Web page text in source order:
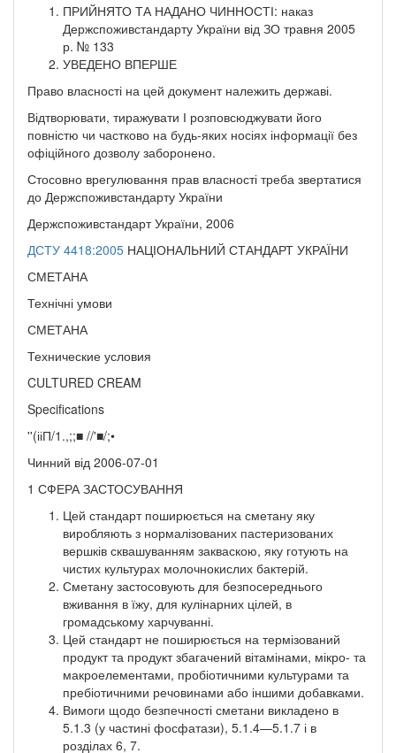
ПРИЙНЯТО ТА НАДАНО ЧИННОСТІ: наказ
Держспоживстандарту України від ЗО травня 2005
р. № 133
УВЕДЕНО ВПЕРШЕ
Право власності на цей документ належить державі.
Відтворювати, тиражувати І розповсюджувати його
повністю чи частково на будь-яких носіях інформації без
офіційного дозволу заборонено.
Стосовно врегулювання прав власності треба звертатися
до Держспоживстандарту України
Держспоживстандарт України, 2006
ДСТУ 4418:2005 НАЦІОНАЛЬНИЙ СТАНДАРТ УКРАЇНИ
СМЕТАНА
Технічні умови
СМЕТАНА
Технические условия
CULTURED CREAM
Specifications
''(ііП/1.,;;■ //'■/;•
Чинний від 2006-07-01
1 СФЕРА ЗАСТОСУВАННЯ
Цей стандарт поширюється на сметану яку
виробляють з нормалізованих пастеризованих
вершків сквашуванням закваскою, яку готують на
чистих культурах молочнокислих бактерій.
Сметану застосовують для безпосереднього
вживання в їжу, для кулінарних цілей, в
громадському харчуванні.
Цей стандарт не поширюється на термізований
продукт та продукт збагачений вітамінами, мікро- та
макроелементами, пробіотичними культурами та
пребіотичними речовинами або іншими добавками.
Вимоги щодо безпечності сметани викладено в
5.1.3 (у частині фосфатази), 5.1.4—5.1.7 і в
розділах 6, 7.